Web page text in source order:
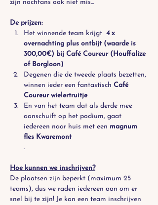
zijn nochtans ook niet mis...
De prijzen:
Het winnende team krijgt 4 x
overnachting plus ontbijt (waarde is
300,00€) bij Café Coureur (Houffalize
of Borgloon)
Degenen die de tweede plaats bezetten,
winnen ieder een fantastisch Café
Coureur wielertruitje
En van het team dat als derde mee
aanschuift op het podium, gaat
iedereen naar huis met een magnum
fles Kwaremont
.
Hoe kunnen we inschrijven?
De plaatsen zijn beperkt (maximum 25
teams), dus we raden iedereen aan om er
snel bij te zijn! Je kan een team inschrijven